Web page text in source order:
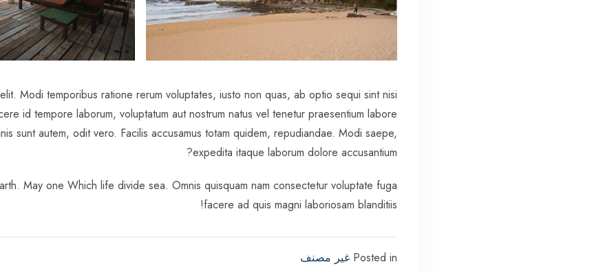
Modi temporibus ratione rerum voluptates, iusto non quas, ab optio sequi sint nisi
id tempore laborum, voluptatum aut nostrum natus vel tenetur praesentium labore
sunt autem, odit vero. Facilis accusamus totam quidem, repudiandae. Modi saepe,
expedita itaque laborum dolore accusantium?
May one Which life divide sea. Omnis quisquam nam consectetur voluptate fuga
facere ad quis magni laboriosam blanditiis!
Posted in غير مصنف